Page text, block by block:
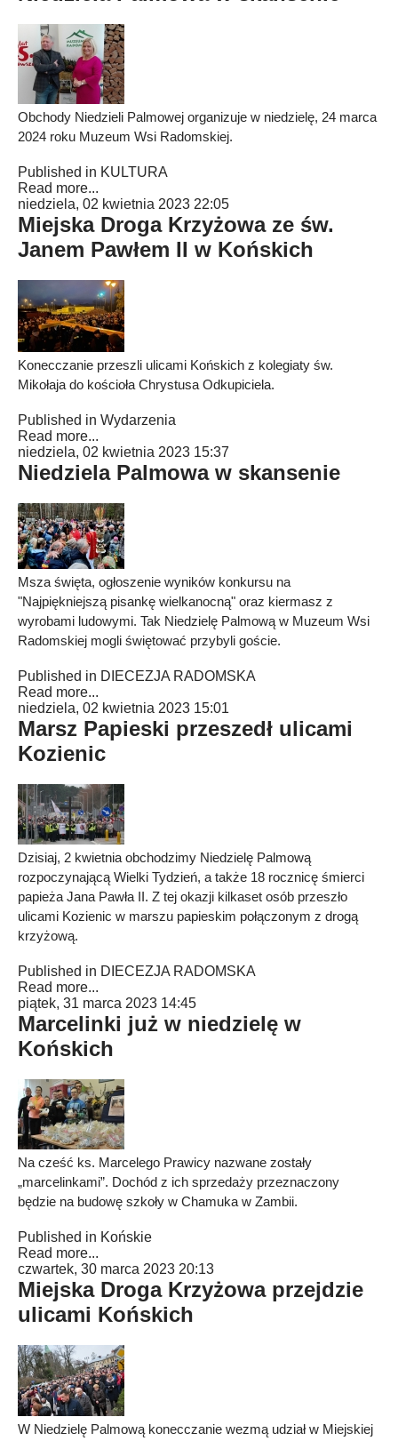
Obchody Niedzieli Palmowej organizuje w niedzielę, 24 marca
2024 roku Muzeum Wsi Radomskiej.
Published in KULTURA
Read more...
niedziela, 02 kwietnia 2023 22:05
Miejska Droga Krzyżowa ze św.
Janem Pawłem II w Końskich
Konecczanie przeszli ulicami Końskich z kolegiaty św.
Mikołaja do kościoła Chrystusa Odkupiciela.
Published in Wydarzenia
Read more...
niedziela, 02 kwietnia 2023 15:37
Niedziela Palmowa w skansenie
Msza święta, ogłoszenie wyników konkursu na
"Najpiękniejszą pisankę wielkanocną" oraz kiermasz z
wyrobami ludowymi. Tak Niedzielę Palmową w Muzeum Wsi
Radomskiej mogli świętować przybyli goście.
Published in DIECEZJA RADOMSKA
Read more...
niedziela, 02 kwietnia 2023 15:01
Marsz Papieski przeszedł ulicami
Kozienic
Dzisiaj, 2 kwietnia obchodzimy Niedzielę Palmową
rozpoczynającą Wielki Tydzień, a także 18 rocznicę śmierci
papieża Jana Pawła II. Z tej okazji kilkaset osób przeszło
ulicami Kozienic w marszu papieskim połączonym z drogą
krzyżową.
Published in DIECEZJA RADOMSKA
Read more...
piątek, 31 marca 2023 14:45
Marcelinki już w niedzielę w
Końskich
Na cześć ks. Marcelego Prawicy nazwane zostały
„marcelinkami”. Dochód z ich sprzedaży przeznaczony
będzie na budowę szkoły w Chamuka w Zambii.
Published in Końskie
Read more...
czwartek, 30 marca 2023 20:13
Miejska Droga Krzyżowa przejdzie
ulicami Końskich
W Niedzielę Palmową konecczanie wezmą udział w Miejskiej